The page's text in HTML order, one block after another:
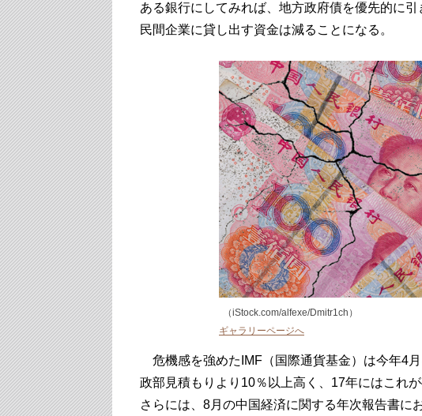
ある銀行にしてみれば、地方政府債を優先的に
民間企業に貸し出す資金は減ることになる。
（iStock.com/alfexe/Dmitr1ch）
ギャラリーページへ
危機感を強めたIMF（国際通貨基金）は今年4
政部見積もりより10％以上高く、17年にはこれ
さらには、8月の中国経済に関する年次報告書に